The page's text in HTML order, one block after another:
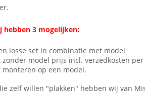
hebben 3 mogelijken:
losse set in combinatie met model
zonder model prijs incl. verzedkosten
monteren op een model.
zelf willen "plakken" hebben wij van